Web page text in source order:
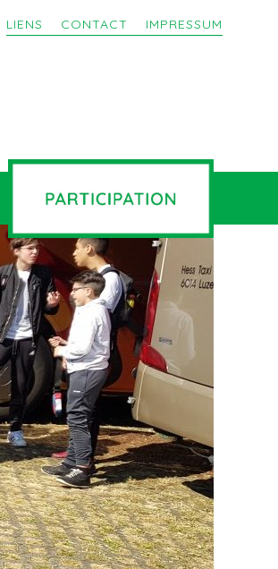
LIENS CONTACT IMPRESSUM